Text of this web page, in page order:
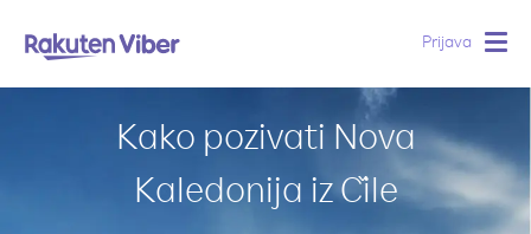
Prijava
Kako pozivati Nova
Kaledonija iz Čile